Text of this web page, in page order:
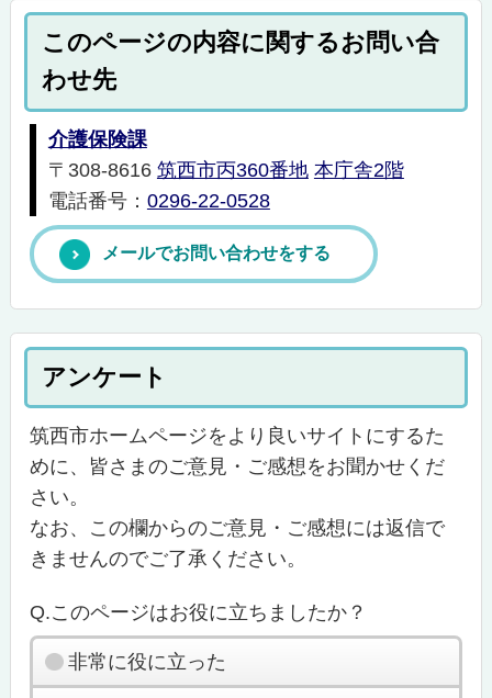
このページの内容に関するお問い合
わせ先
介護保険課
〒308-8616 筑西市丙360番地 本庁舎2階
電話番号： 0296-22-0528
メールでお問い合わせをする
アンケート
筑西市ホームページをより良いサイトにするた
めに、皆さまのご意見・ご感想をお聞かせくだ
さい。
なお、この欄からのご意見・ご感想には返信で
きませんのでご了承ください。
Q.このページはお役に立ちましたか？
非常に役に立った